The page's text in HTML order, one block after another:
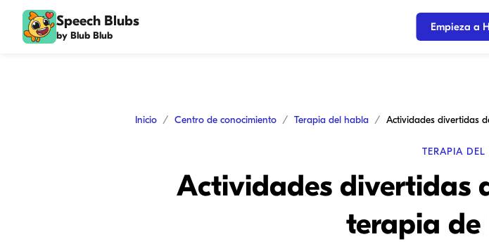
Speech Blubs
by Blub Blub
Empieza a
Inicio Centro de conocimiento Terapia del habla
TERAPIA
Actividades divertidas
terapia de